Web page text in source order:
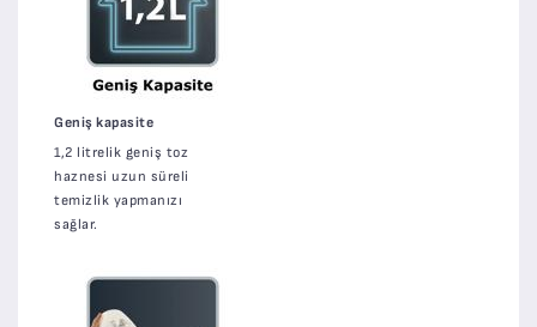
Geniş kapasite
1,2 litrelik geniş toz
haznesi uzun süreli
temizlik yapmanızı
sağlar.